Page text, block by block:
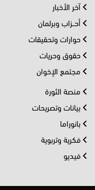
آخر الأخبار
أحــزاب وبرلمان
حوارات وتحقيقات
حقوق وحريات
مجتمع الإخوان
منصة الثورة
بيانات وتصريحات
بانوراما
فكرية وتربوية
فيديو